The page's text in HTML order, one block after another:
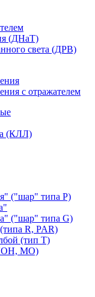
(ДНаТ)
света (ДРВ)
с отражателем
(КЛЛ)
("шар" типа P)
("шар" типа G)
R, PAR)
(тип T)
МО)